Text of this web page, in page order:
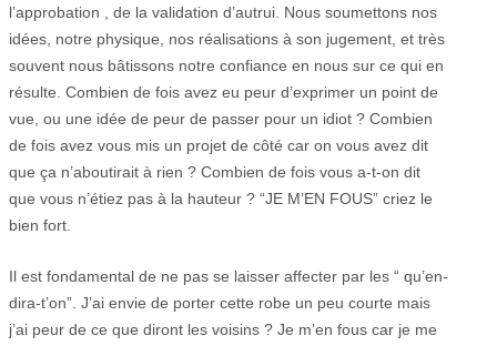
l’approbation , de la validation d’autrui. Nous soumettons nos
idées, notre physique, nos réalisations à son jugement, et très
souvent nous bâtissons notre confiance en nous sur ce qui en
résulte. Combien de fois avez eu peur d’exprimer un point de
vue, ou une idée de peur de passer pour un idiot ? Combien
de fois avez vous mis un projet de côté car on vous avez dit
que ça n’aboutirait à rien ? Combien de fois vous a-t-on dit
que vous n’étiez pas à la hauteur ? “JE M’EN FOUS” criez le
bien fort.
Il est fondamental de ne pas se laisser affecter par les “ qu’en-
dira-t’on”. J’ai envie de porter cette robe un peu courte mais
j’ai peur de ce que diront les voisins ? Je m’en fous car je me